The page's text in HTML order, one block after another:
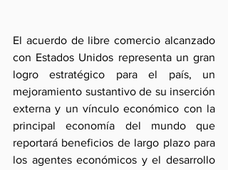
El acuerdo de libre comercio alcanzado
con Estados Unidos representa un gran
logro estratégico para el país, un
mejoramiento sustantivo de su inserción
externa y un vínculo económico con la
principal economía del mundo que
reportará beneficios de largo plazo para
los agentes económicos y el desarrollo